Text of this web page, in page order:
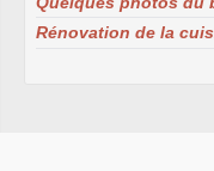
Rénovation de la